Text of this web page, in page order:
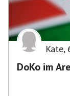
Kate,
DoKo im